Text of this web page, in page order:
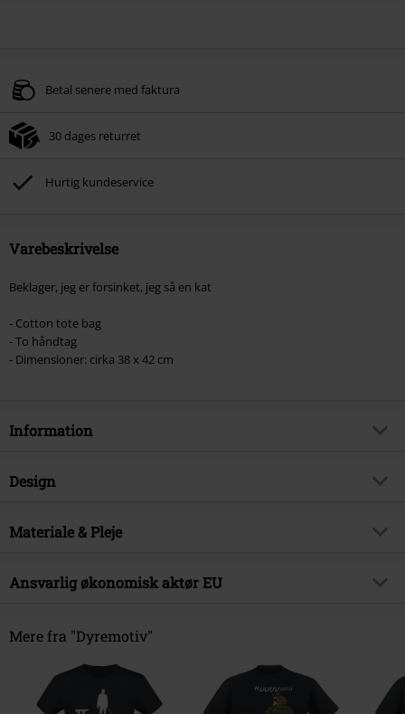
Betal senere med faktura
30 dages returret
Hurtig kundeservice
Varebeskrivelse
Beklager, jeg er forsinket, jeg så en kat
- Cotton tote bag
- To håndtag
- Dimensioner: cirka 38 x 42 cm
Information
Artikelnr.
Produktemne
Brand
Dyremotiv
Design
Produkttype
Materiale & Pleje
Ydermateriale 100% Bomuld
Ansvarlig økonomisk aktør EU
Franz-Ehrlich-Straße 12
Germany
info@cert-rep.com
Mere fra "Dyremotiv"